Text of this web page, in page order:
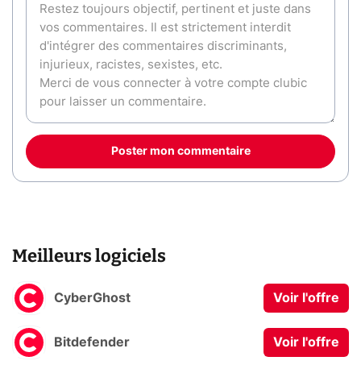
Poster mon commentaire
Meilleurs logiciels
CyberGhost Voir l'offre
Bitdefender Voir l'offre